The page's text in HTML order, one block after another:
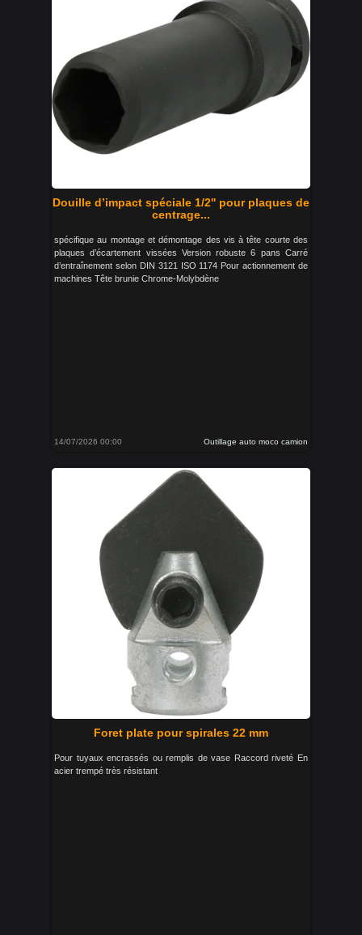
Douille d’impact spéciale 1/2'' pour plaques de
centrage...
spécifique au montage et démontage des vis à tête courte des
plaques d’écartement vissées Version robuste 6 pans Carré
d’entraînement selon DIN 3121 ISO 1174 Pour actionnement de
machines Tête brunie Chrome-Molybdène
14/07/2026 00:00 Outillage auto moco camion
Foret plate pour spirales 22 mm
Pour tuyaux encrassés ou remplis de vase Raccord riveté En
acier trempé très résistant